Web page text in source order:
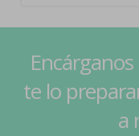
te lo
a